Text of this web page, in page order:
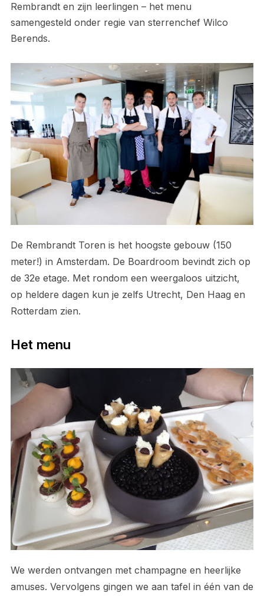
Rembrandt en zijn leerlingen – het menu
samengesteld onder regie van sterrenchef Wilco
Berends.
De Rembrandt Toren is het hoogste gebouw (150
meter!) in Amsterdam. De Boardroom bevindt zich op
de 32e etage. Met rondom een weergaloos uitzicht,
op heldere dagen kun je zelfs Utrecht, Den Haag en
Rotterdam zien.
Het menu
We werden ontvangen met champagne en heerlijke
amuses. Vervolgens gingen we aan tafel in één van de